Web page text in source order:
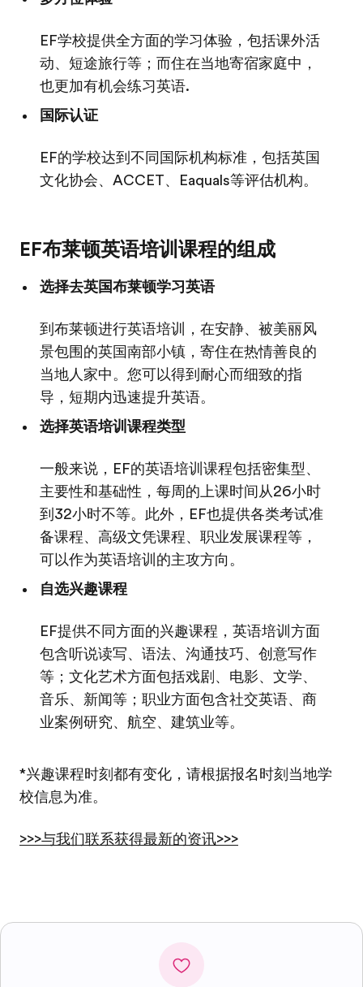
EF学校提供全方面的学习体验，包括课外活
动、短途旅行等；而住在当地寄宿家庭中，
也更加有机会练习英语.
国际认证
EF的学校达到不同国际机构标准，包括英国
文化协会、ACCET、Eaquals等评估机构。
EF布莱顿英语培训课程的组成
选择去英国布莱顿学习英语
到布莱顿进行英语培训，在安静、被美丽风
景包围的英国南部小镇，寄住在热情善良的
当地人家中。您可以得到耐心而细致的指
导，短期内迅速提升英语。
选择英语培训课程类型
一般来说，EF的英语培训课程包括密集型、
主要性和基础性，每周的上课时间从26小时
到32小时不等。此外，EF也提供各类考试准
备课程、高级文凭课程、职业发展课程等，
可以作为英语培训的主攻方向。
自选兴趣课程
EF提供不同方面的兴趣课程，英语培训方面
包含听说读写、语法、沟通技巧、创意写作
等；文化艺术方面包括戏剧、电影、文学、
音乐、新闻等；职业方面包含社交英语、商
业案例研究、航空、建筑业等。
*兴趣课程时刻都有变化，请根据报名时刻当地学
校信息为准。
>>>与我们联系获得最新的资讯>>>